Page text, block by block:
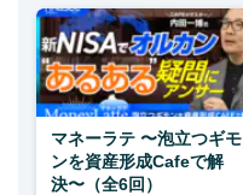
マネーラテ 〜泡立つギモ
ンを資産形成Cafeで解
決〜（全6回）